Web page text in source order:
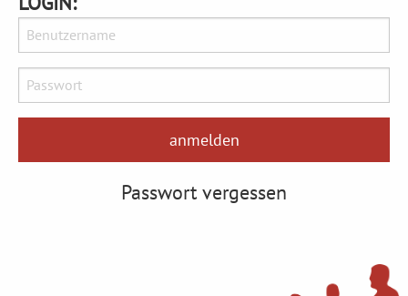
Passwort vergessen